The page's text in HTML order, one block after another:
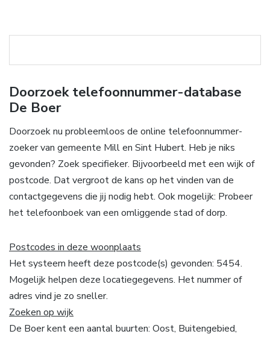
Doorzoek telefoonnummer-database
De Boer
Doorzoek nu probleemloos de online telefoonnummer-
zoeker van gemeente Mill en Sint Hubert. Heb je niks
gevonden? Zoek specifieker. Bijvoorbeeld met een wijk of
postcode. Dat vergroot de kans op het vinden van de
contactgegevens die jij nodig hebt. Ook mogelijk: Probeer
het telefoonboek van een omliggende stad of dorp.
Postcodes in deze woonplaats
Het systeem heeft deze postcode(s) gevonden: 5454.
Mogelijk helpen deze locatiegegevens. Het nummer of
adres vind je zo sneller.
Zoeken op wijk
De Boer kent een aantal buurten: Oost, Buitengebied,